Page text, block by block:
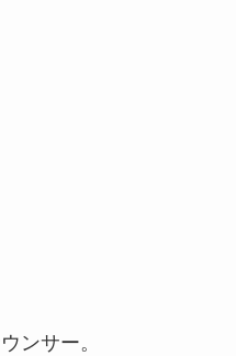
ンサー。